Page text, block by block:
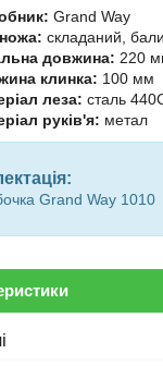
Grand Way
складаний,
довжина: 220
клинка: 100 мм
леза: сталь
руків'я: метал
Grand Way 1010